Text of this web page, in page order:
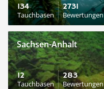
134
Tauchbasen
2731
Bewertungen
12
Tauchbasen
283
Bewertungen
Sachsen-Anhalt